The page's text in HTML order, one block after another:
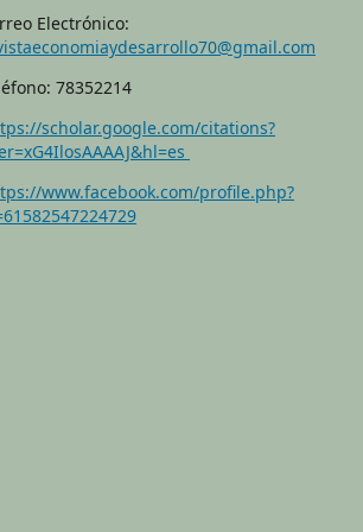
Electrónico:
78352214
scholar.google.com/citations?
www.facebook.com/profile.php?